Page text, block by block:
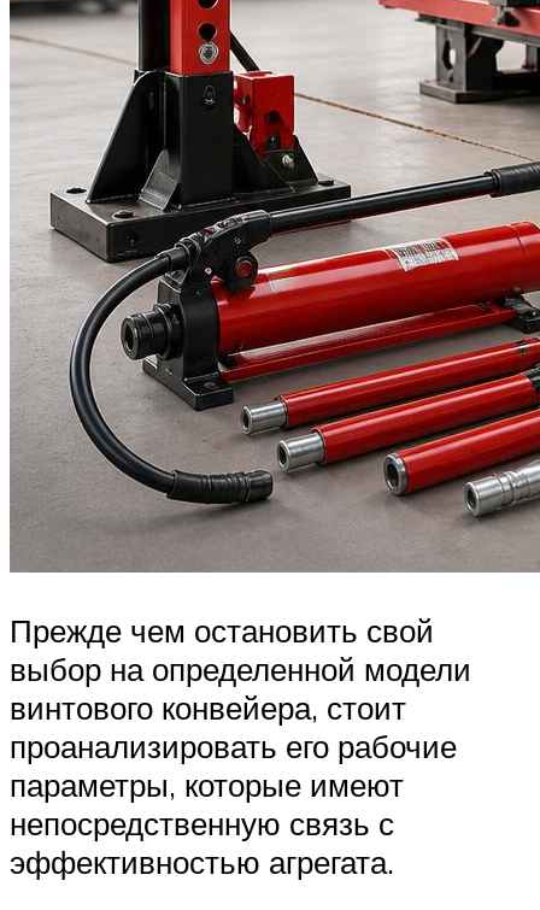
Прежде чем остановить свой
выбор на определенной модели
винтового конвейера, стоит
проанализировать его рабочие
параметры, которые имеют
непосредственную связь с
эффективностью агрегата.